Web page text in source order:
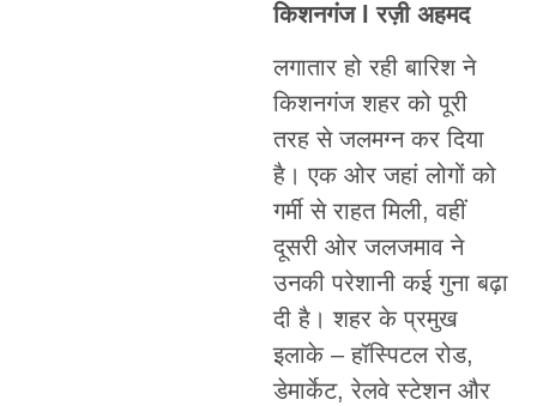
किशनगंज l रज़ी अहमद
लगातार हो रही बारिश ने
किशनगंज शहर को पूरी
तरह से जलमग्न कर दिया
है। एक ओर जहां लोगों को
गर्मी से राहत मिली, वहीं
दूसरी ओर जलजमाव ने
उनकी परेशानी कई गुना बढ़ा
दी है। शहर के प्रमुख
इलाके – हॉस्पिटल रोड,
डेमार्केट, रेलवे स्टेशन और